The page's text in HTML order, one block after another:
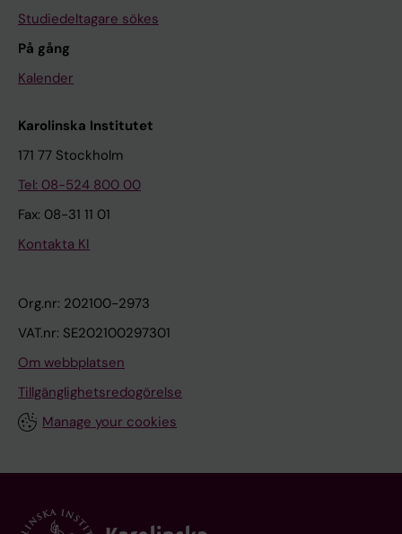
Studiedeltagare sökes
På gång
Kalender
Karolinska Institutet
171 77 Stockholm
Tel: 08-524 800 00
Fax: 08-31 11 01
Kontakta KI
Org.nr: 202100-2973
VAT.nr: SE202100297301
Om webbplatsen
Tillgänglighetsredogörelse
Manage your cookies